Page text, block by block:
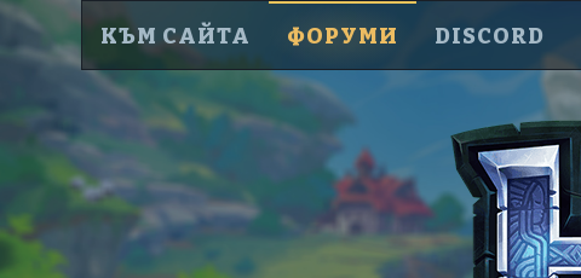
КЪМ САЙТА ФОРУМИ DISCORD